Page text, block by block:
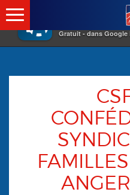
×
Gratuit - dans Google